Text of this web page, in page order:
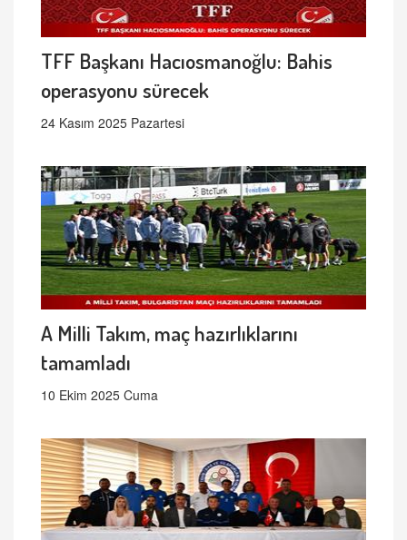
TFF Başkanı Hacıosmanoğlu: Bahis
operasyonu sürecek
24 Kasım 2025 Pazartesi
A Milli Takım, maç hazırlıklarını
tamamladı
10 Ekim 2025 Cuma